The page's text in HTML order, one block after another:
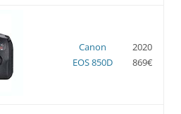
Canon
EOS 850D
2020
869€